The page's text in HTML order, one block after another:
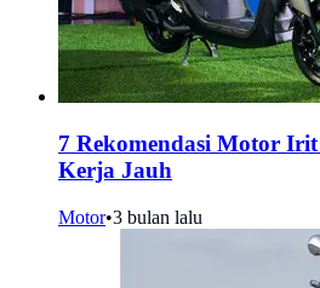
7 Rekomendasi Motor
Kerja Jauh
Motor•3 bulan lalu